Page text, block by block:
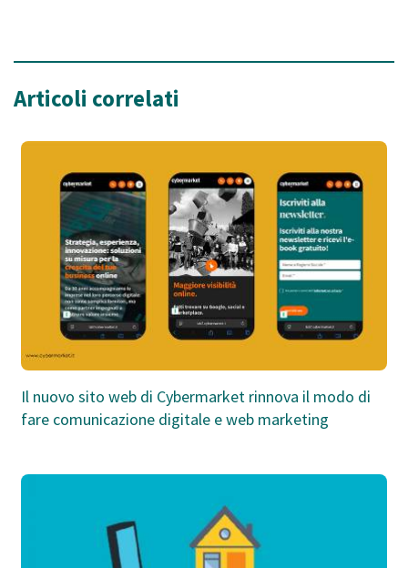
Articoli correlati
Il nuovo sito web di Cybermarket rinnova il modo di
fare comunicazione digitale e web marketing